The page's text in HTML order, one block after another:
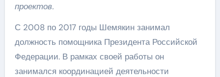
проектов.
С 2008 по 2017 годы Шемякин занимал
должность помощника Президента Российской
Федерации. В рамках своей работы он
занимался координацией деятельности